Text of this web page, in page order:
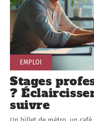
EMPLOI
Stages
?
suivre